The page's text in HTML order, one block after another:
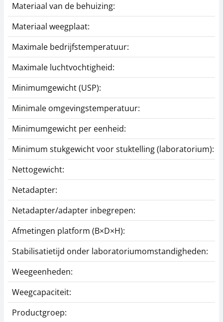
Materiaal van de behuizing:
Materiaal weegplaat:
Maximale bedrijfstemperatuur:
Maximale luchtvochtigheid:
Minimumgewicht (USP):
Minimale omgevingstemperatuur:
Minimumgewicht per eenheid:
Minimum stukgewicht voor stuktelling (laboratorium):
Nettogewicht:
Netadapter:
Netadapter/adapter inbegrepen:
Afmetingen platform (B×D×H):
Stabilisatietijd onder laboratoriumomstandigheden:
Weegeenheden:
Weegcapaciteit:
Productgroep: